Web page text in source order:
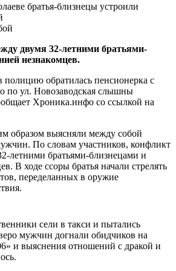
братья-близнецы устроили
двумя 32-летними братьями-
незнакомцев.
полицию обратилась пенсионерка с
по ул. Новозаводская слышны
Хроника.инфо со ссылкой на
образом выясняли между собой
По словам участников, конфликт
летними братьями-близнецами и
В ходе ссоры братья начали стрелять
переделанных в оружие
сели в такси и пытались
мужчин догнали обидчиков на
и выяснения отношений с дракой и